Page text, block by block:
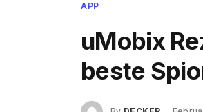
APP
uMobix
beste